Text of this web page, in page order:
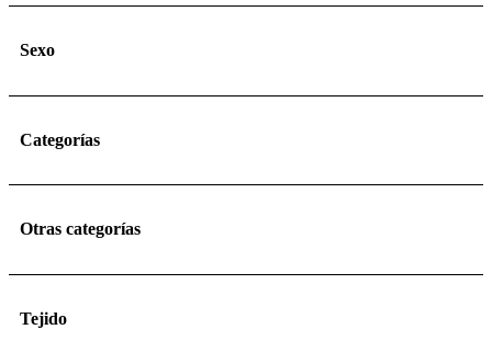
Sexo
Categorías
Otras categorías
Tejido